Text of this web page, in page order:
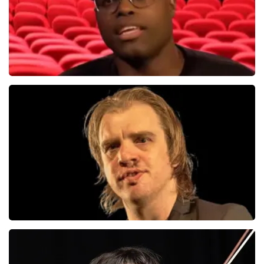
Jandino Asporaat
499+reviews
BEKIJKEN
reviews